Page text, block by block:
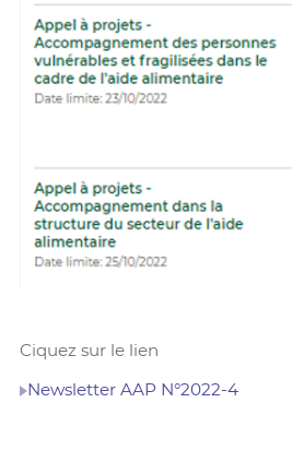
Ciquez sur le lien
Newsletter AAP N°2022-4